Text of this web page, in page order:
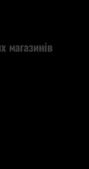
магазинів